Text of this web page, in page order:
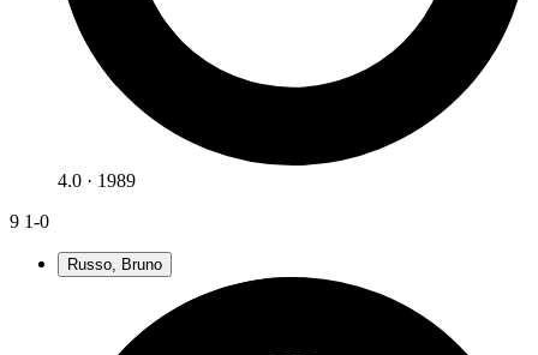
4.0 · 1989
9 1-0
Russo, Bruno